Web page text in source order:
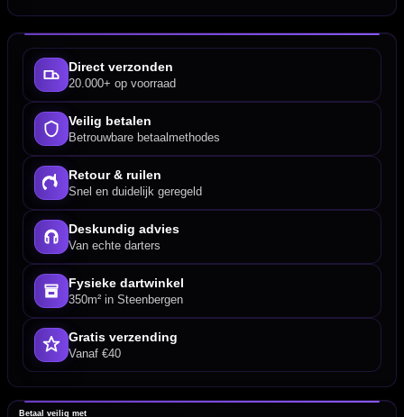
Direct verzonden
20.000+ op voorraad
Veilig betalen
Betrouwbare betaalmethodes
Retour & ruilen
Snel en duidelijk geregeld
Deskundig advies
Van echte darters
Fysieke dartwinkel
350m² in Steenbergen
Gratis verzending
Vanaf €40
Betaal veilig met